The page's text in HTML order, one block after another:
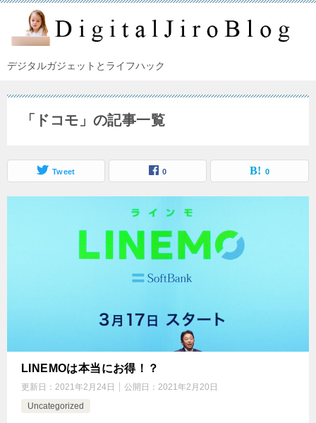
デジタルガジェットとライフハック
「ドコモ」の記事一覧
Tweet 0 0
LINEMOは本当にお得！？
更新日： 2021年2月24日 公開日： 2021年2月20日
Uncategorized